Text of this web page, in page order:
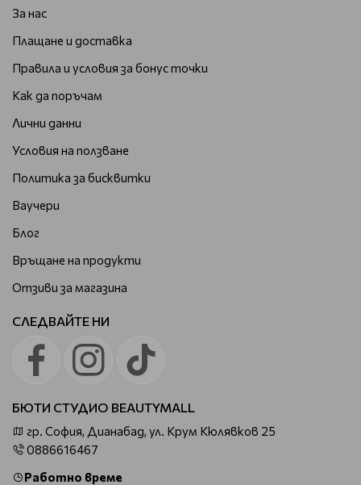
За нас
Плащане и доставка
Правила и условия за бонус точки
Как да поръчам
Лични данни
Условия на ползване
Политика за бисквитки
Ваучери
Блог
Връщане на продукти
Отзиви за магазина
СЛЕДВАЙТЕ НИ
БЮТИ СТУДИО BEAUTYMALL
гр. София, Дианабад, ул. Крум Кюлявков 25
0886616467
Работно време